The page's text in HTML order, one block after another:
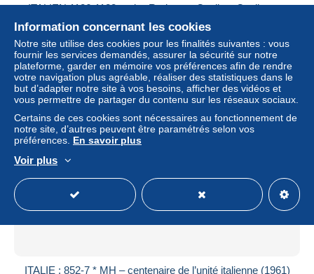
ITALIEN 1126-1128 mnh - Radsport, Cycling, Cyclisme -
± 2,08 $US
Statut Professionnel
ITALIE : 852-7 * MH – centenaire de l’unité italienne (1961)
Information concernant les cookies
Notre site utilise des cookies pour les finalités suivantes : vous
fournir les services demandés, assurer la sécurité sur notre
plateforme, garder en mémoire vos préférences afin de rendre
votre navigation plus agréable, réaliser des statistiques dans le
but d’adapter notre site à vos besoins, afficher des vidéos et
vous permettre de partager du contenu sur les réseaux sociaux.
Certains de ces cookies sont nécessaires au fonctionnement de
notre site, d’autres peuvent être paramétrés selon vos
préférences. En savoir plus
Voir plus